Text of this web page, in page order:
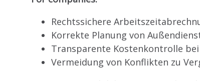
Rechtssichere
Korrekte Planung von
Transparente Kostenkontrolle bei
Vermeidung von Konflikten zu